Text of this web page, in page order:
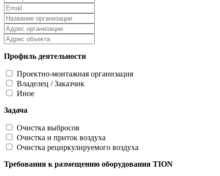
Профиль деятельности
Проектно-монтажная организация
Владелец / Заказчик
Иное
Задача
Очистка выбросов
Очистка и приток воздуха
Очистка рециркулируемого воздуха
Требования к размещению оборудования TION